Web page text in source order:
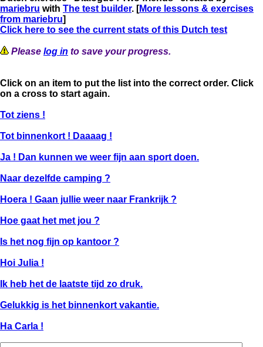
mariebru with The test builder. [More lessons & exercises
from mariebru]
Click here to see the current stats of this Dutch test
Please log in to save your progress.
Click on an item to put the list into the correct order. Click
on a cross to start again.
Tot ziens !
Tot binnenkort ! Daaaag !
Ja ! Dan kunnen we weer fijn aan sport doen.
Naar dezelfde camping ?
Hoera ! Gaan jullie weer naar Frankrijk ?
Hoe gaat het met jou ?
Is het nog fijn op kantoor ?
Hoi Julia !
Ik heb het de laatste tijd zo druk.
Gelukkig is het binnenkort vakantie.
Ha Carla !